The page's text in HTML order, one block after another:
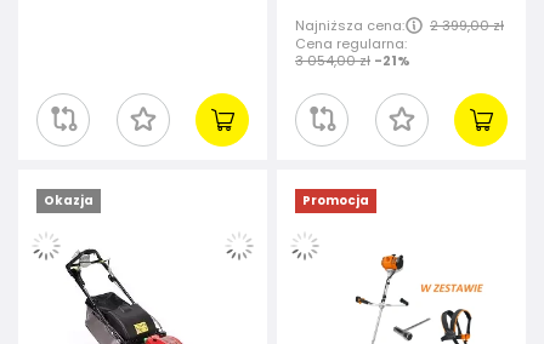
Najniższa cena:
2 399,00 zł
Cena regularna:
3 054,00 zł -21%
Okazja Promocja